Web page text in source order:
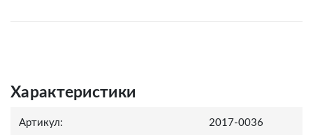
Характеристики
Артикул: 2017-0036